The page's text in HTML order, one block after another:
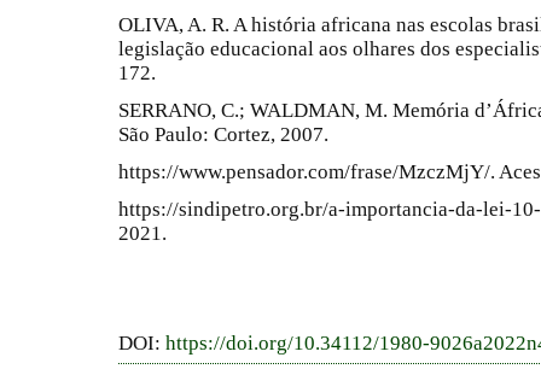
OLIVA, A. R. A história africana nas escolas
legislação educacional aos olhares dos
172.
SERRANO, C.; WALDMAN, M. Memória
São Paulo: Cortez, 2007.
https://www.pensador.com/frase/MzczMjY/.
https://sindipetro.org.br/a-importancia-da-lei-
2021.
DOI: https://doi.org/10.34112/1980-